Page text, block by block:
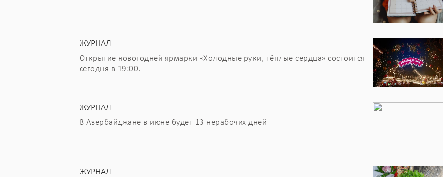
ЖУРНАЛ
Открытие новогодней ярмарки «Холодные руки, тёплые сердца» состоится
сегодня в 19:00.
ЖУРНАЛ
В Азербайджане в июне будет 13 нерабочих дней
ЖУРНАЛ